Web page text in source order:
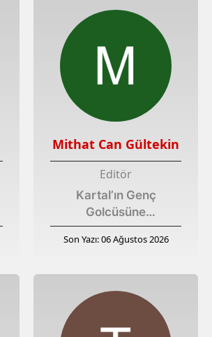
Mithat Can Gültekin
Editör
Kartal’ın Genç
Golcüsüne
İspanya’dan İlgi
Son Yazı: 06 Ağustos 2026